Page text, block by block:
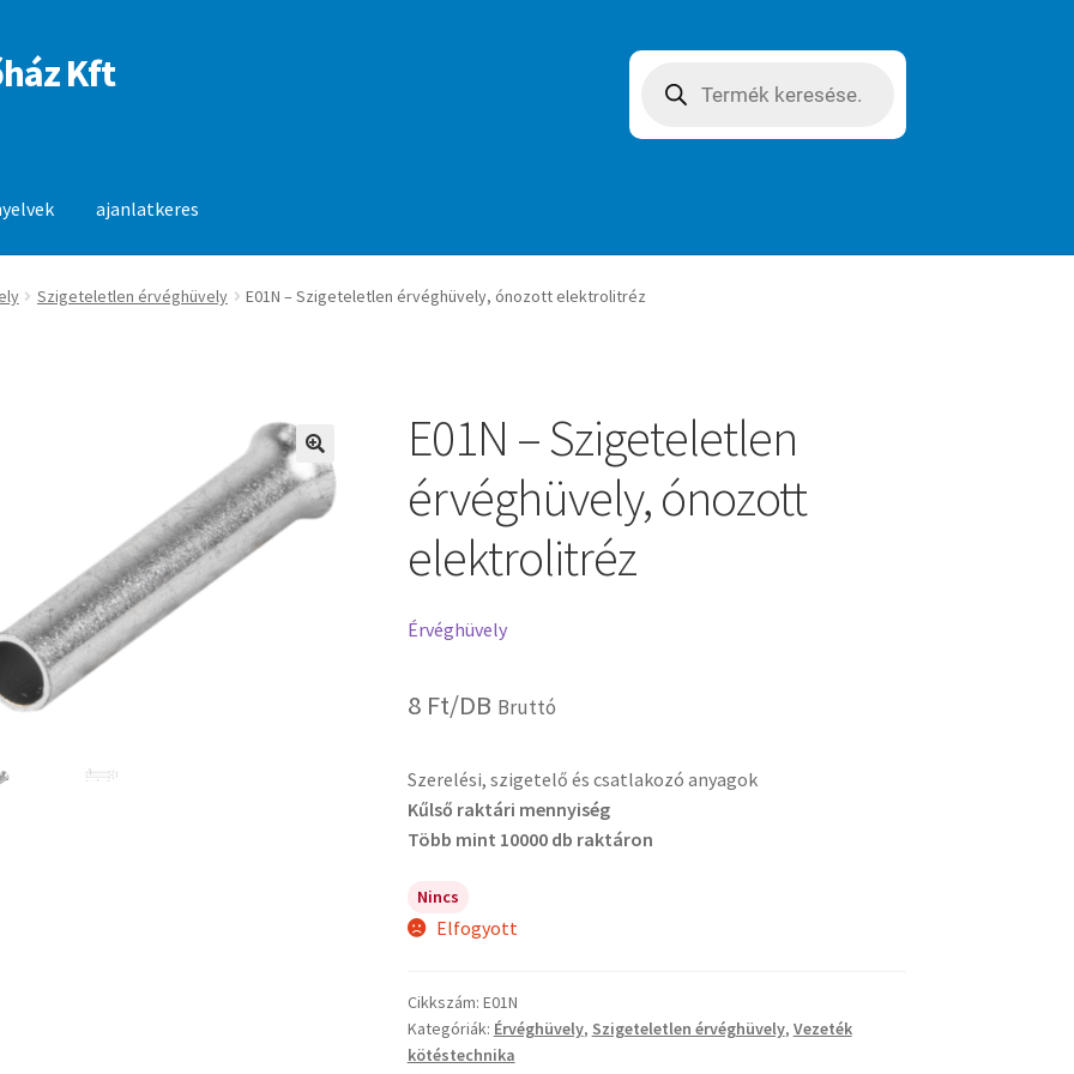
Kft search
ajanlatkeres
Szigeteletlen érvéghüvely E01N – Szigeteletlen érvéghüvely, ónozott elektrolitréz
🔍
E01N – Szigeteletlen
érvéghüvely, ónozott
elektrolitréz
Érvéghüvely
8 Ft/DB Bruttó
Szerelési, szigetelő és csatlakozó anyagok
Kűlső raktári mennyiség
Több mint 10000 db raktáron
Nincs
Elfogyott
Cikkszám: E01N
Kategóriák: Érvéghüvely, Szigeteletlen érvéghüvely, Vezeték
kötéstechnika